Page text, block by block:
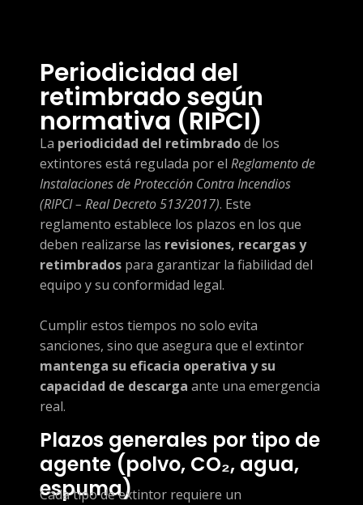
Periodicidad del
retimbrado según
normativa (RIPCI)
La periodicidad del retimbradode los
extintores está regulada por el Reglamento de
Instalaciones de Protección Contra Incendios
(RIPCI – Real Decreto 513/2017). Este
reglamento establece los plazos en los que
deben realizarse las revisiones, recargas y
retimbradospara garantizar la fiabilidad del
equipo y su conformidad legal.
Cumplir estos tiempos no solo evita
sanciones, sino que asegura que el extintor
mantenga su eficacia operativa y su
capacidad de descarga ante una emergencia
real.
Plazos generales por tipo de
agente (polvo, CO₂, agua,
espuma)
Cada tipo de extintor requiere un